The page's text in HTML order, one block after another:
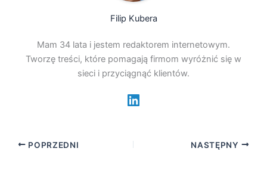
Filip Kubera
Mam 34 lata i jestem redaktorem internetowym.
Tworzę treści, które pomagają firmom wyróżnić się w
sieci i przyciągnąć klientów.
POPRZEDNI NASTĘPNY